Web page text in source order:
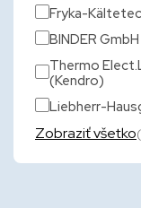
Fryka-
BINDER GmbH
Thermo
(Kendro)
Liebherr-
Zobraziť všetko